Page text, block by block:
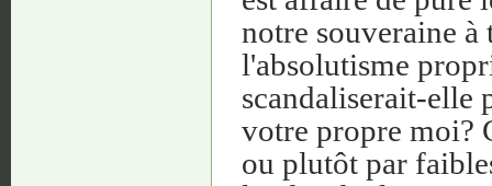
notre souveraine à
l'absolutisme
scandaliserait-elle
votre propre moi?
ou plutôt par